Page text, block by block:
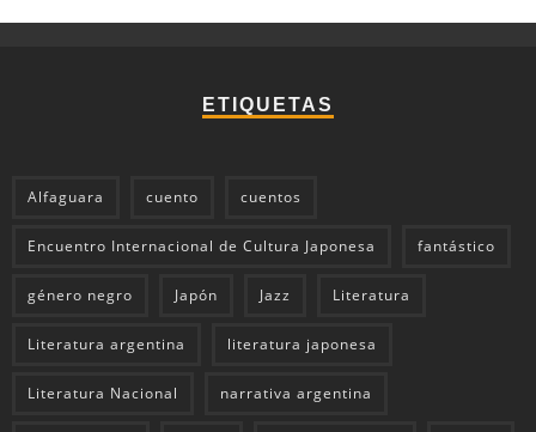
ETIQUETAS
Alfaguara cuento cuentos
Encuentro Internacional de Cultura Japonesa fantástico
género negro Japón Jazz Literatura
Literatura argentina literatura japonesa
Literatura Nacional narrativa argentina